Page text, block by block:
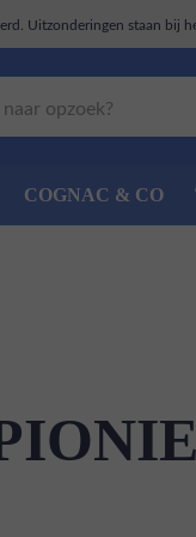
Uitzonderingen staan bij
COGNAC & CO